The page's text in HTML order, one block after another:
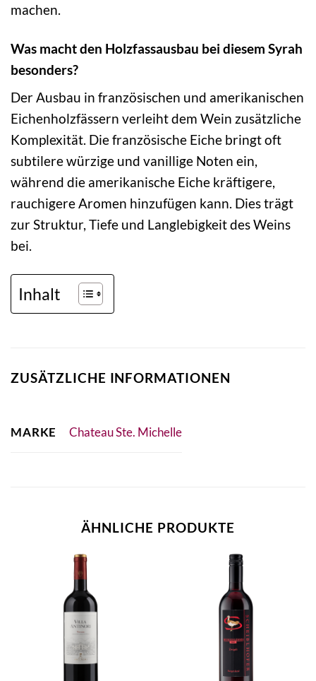
machen.
Was macht den Holzfassausbau bei diesem Syrah
besonders?
Der Ausbau in französischen und amerikanischen
Eichenholzfässern verleiht dem Wein zusätzliche
Komplexität. Die französische Eiche bringt oft
subtilere würzige und vanillige Noten ein,
während die amerikanische Eiche kräftigere,
rauchigere Aromen hinzufügen kann. Dies trägt
zur Struktur, Tiefe und Langlebigkeit des Weins
bei.
Inhalt
ZUSÄTZLICHE INFORMATIONEN
MARKE Chateau Ste. Michelle
ÄHNLICHE PRODUKTE